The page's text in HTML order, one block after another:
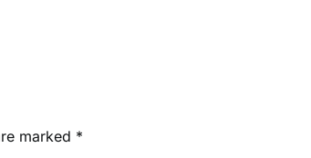
marked *